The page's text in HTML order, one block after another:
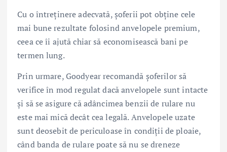
Cu o întreținere adecvată, șoferii pot obține cele
mai bune rezultate folosind anvelopele premium,
ceea ce îi ajută chiar să economisească bani pe
termen lung.
Prin urmare, Goodyear recomandă șoferilor să
verifice în mod regulat dacă anvelopele sunt intacte
și să se asigure că adâncimea benzii de rulare nu
este mai mică decât cea legală. Anvelopele uzate
sunt deosebit de periculoase în condiții de ploaie,
când banda de rulare poate să nu se dreneze